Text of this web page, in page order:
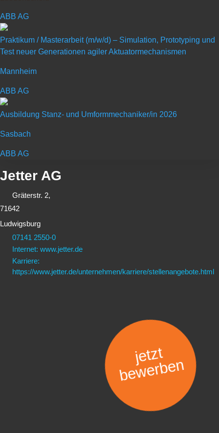
ABB AG
Praktikum / Masterarbeit (m/w/d) – Simulation, Prototyping und
Test neuer Generationen agiler Aktuatormechanismen
Mannheim
ABB AG
Ausbildung Stanz- und Umformmechaniker/in 2026
Sasbach
ABB AG
jmayer@jetter.de
Telefon: 07141 2550-539
www.jetter.de
Jetter AG
Gräterstr. 2,
71642
Ludwigsburg
07141 2550-0
Internet: www.jetter.de
Karriere:
https://www.jetter.de/unternehmen/karriere/stellenangebote.html
jetzt
bewerben